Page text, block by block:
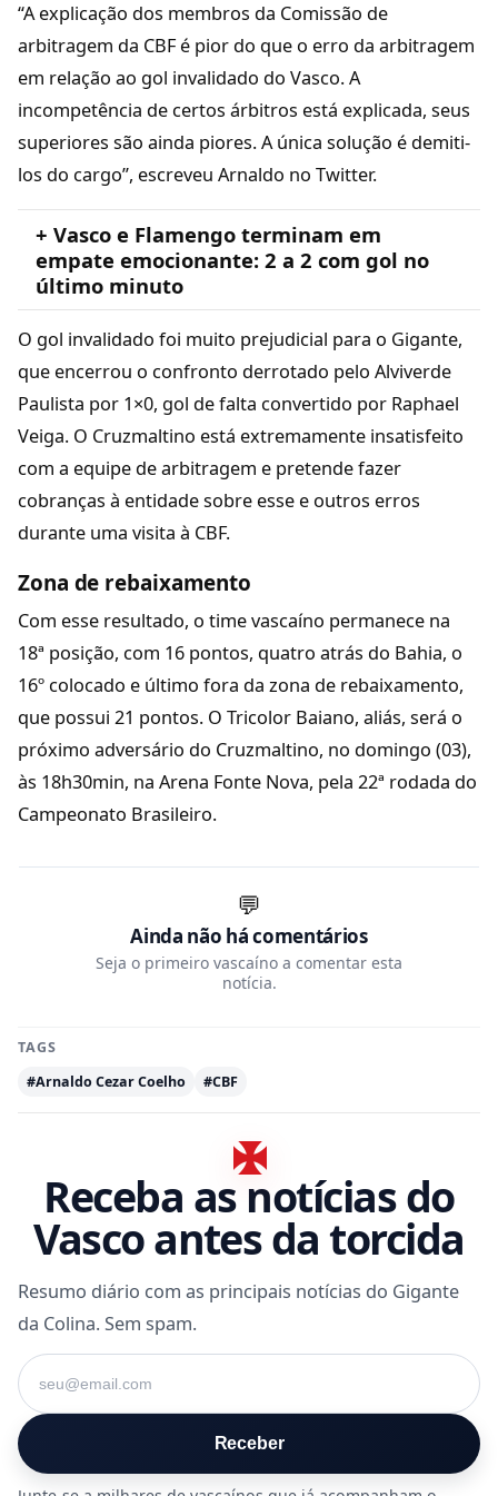
“A explicação dos membros da Comissão de
arbitragem da CBF é pior do que o erro da arbitragem
em relação ao gol invalidado do Vasco. A
incompetência de certos árbitros está explicada, seus
superiores são ainda piores. A única solução é demiti-
los do cargo”, escreveu Arnaldo no Twitter.
+ Vasco e Flamengo terminam em
empate emocionante: 2 a 2 com gol no
último minuto
O gol invalidado foi muito prejudicial para o Gigante,
que encerrou o confronto derrotado pelo Alviverde
Paulista por 1×0, gol de falta convertido por Raphael
Veiga. O Cruzmaltino está extremamente insatisfeito
com a equipe de arbitragem e pretende fazer
cobranças à entidade sobre esse e outros erros
durante uma visita à CBF.
Zona de rebaixamento
Com esse resultado, o time vascaíno permanece na
18ª posição, com 16 pontos, quatro atrás do Bahia, o
16º colocado e último fora da zona de rebaixamento,
que possui 21 pontos. O Tricolor Baiano, aliás, será o
próximo adversário do Cruzmaltino, no domingo (03),
às 18h30min, na Arena Fonte Nova, pela 22ª rodada do
Campeonato Brasileiro.
💬
Ainda não há comentários
Seja o primeiro vascaíno a comentar esta
notícia.
TAGS
#Arnaldo Cezar Coelho
#CBF
Receba as notícias do
Vasco antes da torcida
Resumo diário com as principais notícias do Gigante
da Colina. Sem spam.
Seu e-mail
Receber